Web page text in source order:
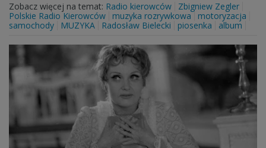
Zobacz więcej na temat: Radio kierowców
Zbigniew Zegler
Polskie Radio Kierowców
muzyka rozrywkowa
motoryzacja
samochody
MUZYKA Radosław Bielecki piosenka album